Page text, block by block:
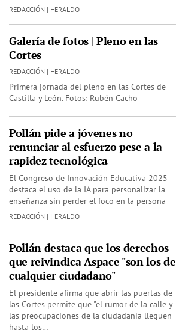
REDACCIÓN | HERALDO
Galería de fotos | Pleno en las
Cortes
REDACCIÓN | HERALDO
Primera jornada del pleno en las Cortes de
Castilla y León. Fotos: Rubén Cacho
Pollán pide a jóvenes no
renunciar al esfuerzo pese a la
rapidez tecnológica
El Congreso de Innovación Educativa 2025
destaca el uso de la IA para personalizar la
enseñanza sin perder el foco en la persona
REDACCIÓN | HERALDO
Pollán destaca que los derechos
que reivindica Aspace "son los de
cualquier ciudadano"
El presidente afirma que abrir las puertas de
las Cortes permite que "el rumor de la calle y
las preocupaciones de la ciudadanía lleguen
hasta los…